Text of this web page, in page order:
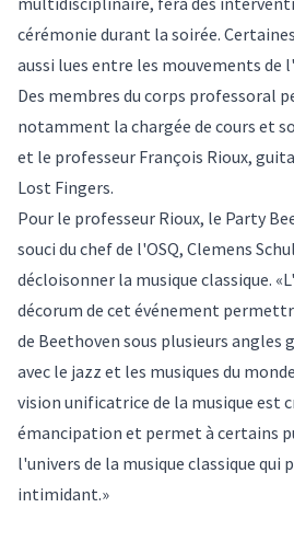
cérémonie durant la soirée.
aussi lues entre les mouvements de
Des membres du corps professoral
notamment la chargée de cours et
et le professeur François Rioux,
Lost Fingers.
Pour le professeur Rioux, le Party
souci du chef de l'OSQ, Clemens
décloisonner la musique classique.
décorum de cet événement
de Beethoven sous plusieurs angles
avec le jazz et les musiques du
vision unificatrice de la musique est
émancipation et permet à certains
l'univers de la musique classique qui
intimidant.»